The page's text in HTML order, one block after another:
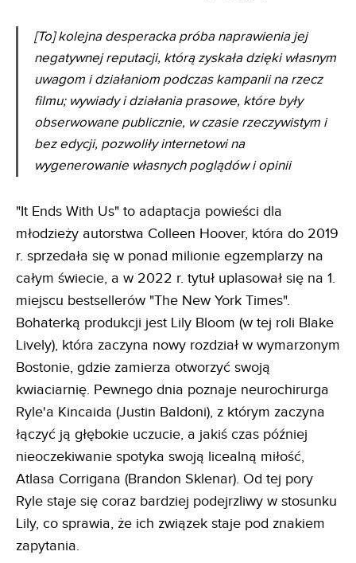
[To] kolejna desperacka próba naprawienia jej
negatywnej reputacji, którą zyskała dzięki własnym
uwagom i działaniom podczas kampanii na rzecz
filmu; wywiady i działania prasowe, które były
obserwowane publicznie, w czasie rzeczywistym i
bez edycji, pozwoliły internetowi na
wygenerowanie własnych poglądów i opinii
"It Ends With Us" to adaptacja powieści dla
młodzieży autorstwa Colleen Hoover, która do 2019
r. sprzedała się w ponad milionie egzemplarzy na
całym świecie, a w 2022 r. tytuł uplasował się na 1.
miejscu bestsellerów "The New York Times".
Bohaterką produkcji jest Lily Bloom (w tej roli Blake
Lively), która zaczyna nowy rozdział w wymarzonym
Bostonie, gdzie zamierza otworzyć swoją
kwiaciarnię. Pewnego dnia poznaje neurochirurga
Ryle'a Kincaida (Justin Baldoni), z którym zaczyna
łączyć ją głębokie uczucie, a jakiś czas później
nieoczekiwanie spotyka swoją licealną miłość,
Atlasa Corrigana (Brandon Sklenar). Od tej pory
Ryle staje się coraz bardziej podejrzliwy w stosunku
Lily, co sprawia, że ich związek staje pod znakiem
zapytania.